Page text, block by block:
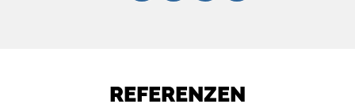
REFERENZEN